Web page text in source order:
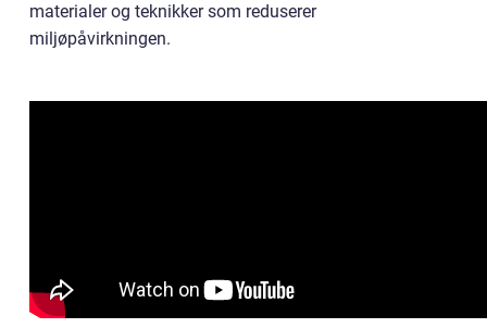
materialer og teknikker som reduserer
miljøpåvirkningen.